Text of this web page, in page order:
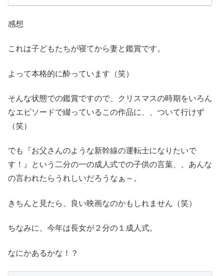
感想
これは子どもたちが寝てから妻と鑑賞です。
よって本格的に酔っています（笑）
そんな状態での鑑賞ですので、クリスマスの時期をいろん
なエピソードで綴っているこの作品に、、ついて行けず
（笑）
でも『お父さんのような新幹線の運転士になりたいで
す！』という二分の一の成人式での子供の言葉、、あんな
の言われたらうれしいだろうなぁ～。
きちんと見たら、良い映画なのかもしれません（笑）
ちなみに、今年は長女が２分の１成人式。
なにかあるかな！？